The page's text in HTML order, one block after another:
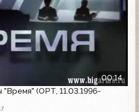
00:14
"Время" (ОРТ, 11.03.1996-